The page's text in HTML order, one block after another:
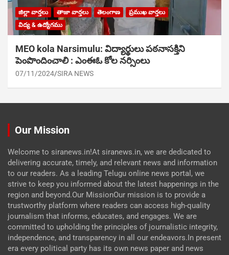
జిల్లా వార్తలు తాజా వార్తలు తెలంగాణ
ప్రముఖ వార్తలు
విద్య & ఉద్యోగము
MEO kola Narsimulu: విద్యార్థులు పఠ‌నాసక్తిని
పెంపొందించాలి : ఎంఈఓ కోల నర్సింలు
07/11/2024 SIRA NEWS
Our Mission
Welcome to siranews.in!At siranews.in, we are dedicated to
delivering accurate, timely, and relevant news and information
to our readers. As a leading Telugu online news portal, we
strive to keep you informed about the latest happenings in the
region and beyond.Our MissionOur mission is to provide a
trustworthy platform where readers can access high-quality
journalism that informs, educates, and engages. We are
committed to upholding the principles of journalistic integrity,
independence, and transparency in all our endeavors.In present
era every political party has its own news paper and news